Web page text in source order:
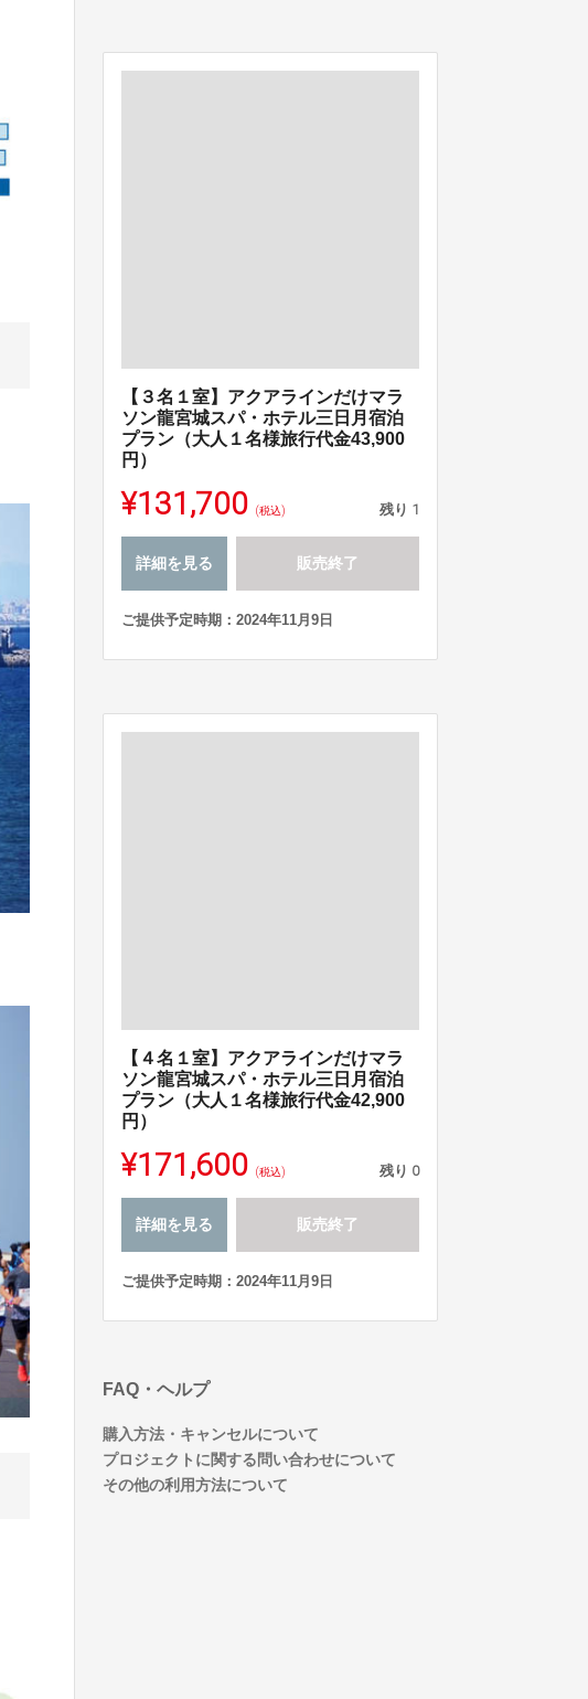
【３名１室】アクアラインだけマラ
ソン龍宮城スパ・ホテル三日月宿泊
プラン（大人１名様旅行代金43,900
円）
¥131,700 (税込) 残り 1
詳細を見る 販売終了
ご提供予定時期：2024年11月9日
【４名１室】アクアラインだけマラ
ソン龍宮城スパ・ホテル三日月宿泊
プラン（大人１名様旅行代金42,900
円）
¥171,600 (税込) 残り 0
詳細を見る 販売終了
ご提供予定時期：2024年11月9日
FAQ・ヘルプ
購入方法・キャンセルについて
プロジェクトに関する問い合わせについて
その他の利用方法について